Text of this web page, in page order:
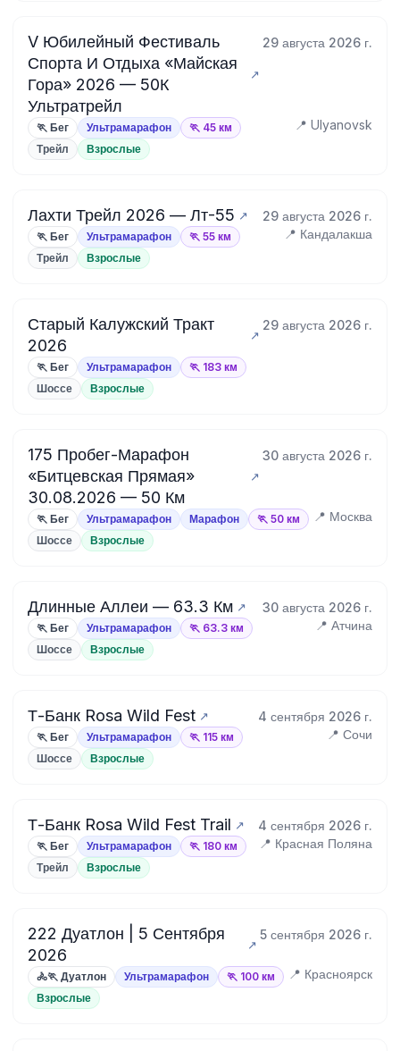
V Юбилейный Фестиваль
Спорта И Отдыха «Майская
Гора» 2026 — 50К
Ультратрейл
29 августа 2026 г.
🏃 Бег Ультрамарафон 🏃 45 км 📍 Ulyanovsk
Трейл Взрослые
Лахти Трейл 2026 — Лт-55 29 августа 2026 г.
🏃 Бег Ультрамарафон 🏃 55 км 📍 Кандалакша
Трейл Взрослые
Старый Калужский Тракт
2026
29 августа 2026 г.
🏃 Бег Ультрамарафон
🏃 183 км
Шоссе
Взрослые
175 Пробег-Марафон
«Битцевская Прямая»
30.08.2026 — 50 Км
30 августа 2026 г.
🏃 Бег Ультрамарафон Марафон 🏃 50 км 📍 Москва
Шоссе Взрослые
Длинные Аллеи — 63.3 Км 30 августа 2026 г.
🏃 Бег Ультрамарафон 🏃 63.3 км 📍 Атчина
Шоссе Взрослые
Т-Банк Rosa Wild Fest 4 сентября 2026 г.
🏃 Бег Ультрамарафон 🏃 115 км 📍 Сочи
Шоссе Взрослые
Т-Банк Rosa Wild Fest Trail 4 сентября 2026 г.
🏃 Бег Ультрамарафон 🏃 180 км 📍 Красная Поляна
Трейл Взрослые
222 Дуатлон | 5 Сентября
2026
5 сентября 2026 г.
🚴🏃 Дуатлон Ультрамарафон 🏃 100 км 📍 Красноярск
Взрослые